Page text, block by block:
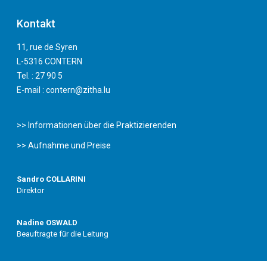
Kontakt
11, rue de Syren
L-5316 CONTERN
Tel. : 27 90 5
E-mail : contern@zitha.lu
>> Informationen über die Praktizierenden
>> Aufnahme und Preise
Sandro COLLARINI
Direktor
Nadine OSWALD
Beauftragte für die Leitung